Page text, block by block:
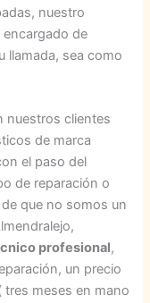
nuestro
encargado de
llamada, sea como
nuestros clientes
de marca
el paso del
de reparación o
que no somos un
profesional,
un precio
meses en mano